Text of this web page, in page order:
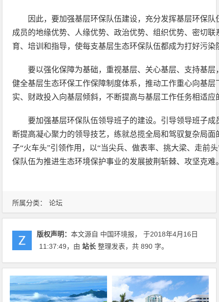
所属分类： 论坛
因此，要加强基层环保队伍建设，充分发挥基层环保
成员的地缘优势、人缘优势、政治优势、组织优势、密切
育、培训和指导，使每支基层生态环保队伍都成为打好污
要以强化保障为基础，重视基层、关心基层、支持基
健全基层生态环保工作保障制度体系，推动工作重心向基
实、财政投入向基层倾斜，不断提高与基层工作任务相适
要加强基层环保队伍领导班子的建设。引导领导班子
断提高凝心聚力的领导技艺，练就总揽全局和驾驭复杂局
子“火车头”引领作用，以“当尖兵、做表率、挑大梁、走前
保队伍为推进生态环境保护事业的发展披荆斩棘、攻坚克难
版权声明：本文源自 中国环境报， 于2018年4月16日
11:37:49，由站长 整理发表，共 890 字。